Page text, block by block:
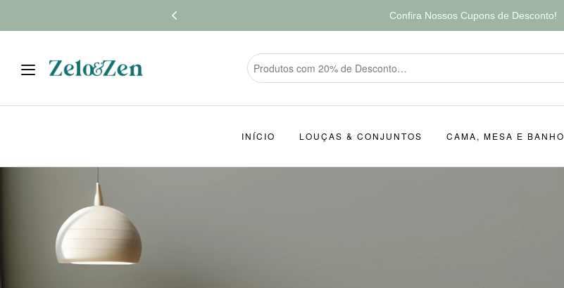
Confira Nossos Cupons de Desconto!
INÍCIO LOUÇAS & CONJUNTOS CAMA, MESA E BANHO